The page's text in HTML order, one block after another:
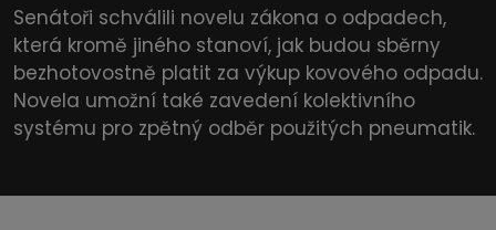
Senátoři schválili novelu zákona o odpadech,
která kromě jiného stanoví, jak budou sběrny
bezhotovostně platit za výkup kovového odpadu.
Novela umožní také zavedení kolektivního
systému pro zpětný odběr použitých pneumatik.